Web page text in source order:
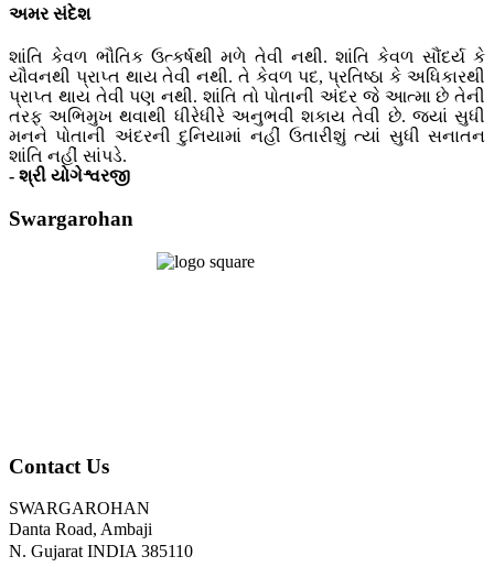
અમર સંદેશ
શાંતિ કેવળ ભૌતિક ઉત્કર્ષથી મળે તેવી નથી. શાંતિ કેવળ સૌંદર્ય કે
યૌવનથી પ્રાપ્ત થાય તેવી નથી. તે કેવળ પદ, પ્રતિષ્ઠા કે અધિકારથી
પ્રાપ્ત થાય તેવી પણ નથી. શાંતિ તો પોતાની અંદર જે આત્મા છે તેની
તરફ અભિમુખ થવાથી ધીરેધીરે અનુભવી શકાય તેવી છે. જ્યાં સુધી
મનને પોતાની અંદરની દુનિયામાં નહીં ઉતારીશું ત્યાં સુધી સનાતન
શાંતિ નહીં સાંપડે.
- શ્રી યોગેશ્વરજી
Swargarohan
Contact Us
SWARGAROHAN
Danta Road, Ambaji
N. Gujarat INDIA 385110